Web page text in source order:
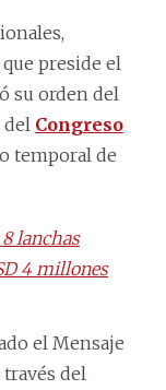
preside el
su orden del
del Congreso
temporal de
lanchas
4 millones
el Mensaje
del